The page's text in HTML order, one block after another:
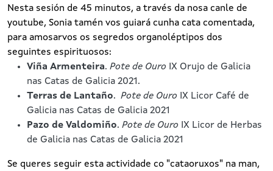
Nesta sesión de 45 minutos, a través da nosa canle de
youtube, Sonia tamén vos guiará cunha cata comentada,
para amosarvos os segredos organoléptipos dos
seguintes espirituosos:
Viña Armenteira. Pote de Ouro IX Orujo de Galicia
nas Catas de Galicia 2021.
Terras de Lantaño. Pote de Ouro IX Licor Café de
Galicia nas Catas de Galicia 2021
Pazo de Valdomiño. Pote de Ouro IX Licor de Herbas
de Galicia nas Catas de Galicia 2021
Se queres seguir esta actividade co "cataoruxos" na man,